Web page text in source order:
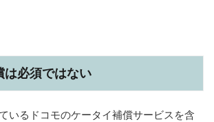
は必須ではない
いるドコモのケータイ補償サービスを含